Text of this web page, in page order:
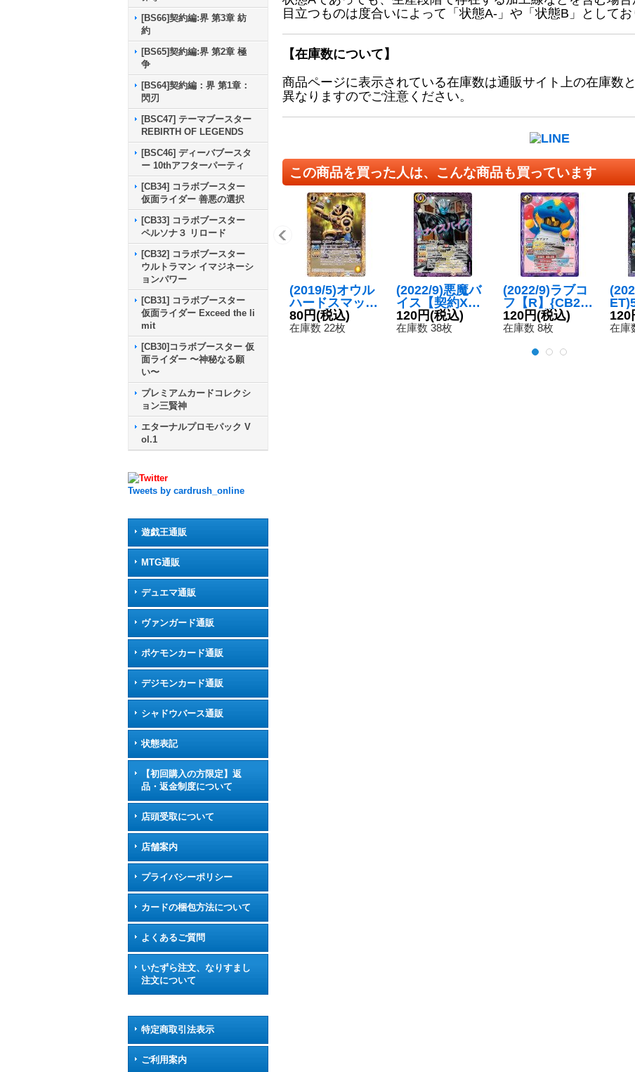
[BS66]契約編:界 第3章 紡
約
[BS65]契約編:界 第2章 極
争
[BS64]契約編：界 第1章：
閃刃
[BSC47] テーマブースター
REBIRTH OF LEGENDS
[BSC46] ディーバブースタ
ー 10thアフターパーティ
[CB34] コラボブースター
仮面ライダー 善悪の選択
[CB33] コラボブースター
ペルソナ３ リロード
[CB32] コラボブースター
ウルトラマン イマジネーシ
ョンパワー
[CB31] コラボブースター
仮面ライダー Exceed the li
mit
[CB30]コラボブースター 仮
面ライダー 〜神秘なる願
い〜
プレミアムカードコレクシ
ョン三賢神
エターナルプロモパック V
ol.1
Tweets by cardrush_online
遊戯王通販
MTG通販
デュエマ通販
ヴァンガード通販
ポケモンカード通販
デジモンカード通販
シャドウバース通販
状態表記
【初回購入の方限定】返
品・返金制度について
店頭受取について
店舗案内
プライバシーポリシー
カードの梱包方法について
よくあるご質問
いたずら注文、なりすまし
注文について
特定商取引法表示
ご利用案内
目立つものは度合いによって「状態A-」や「状態B」としてお
【在庫数について】
商品ページに表示されている在庫数は通販サイト上の在庫数
異なりますのでご注意ください。
この商品を買った人は、こんな商品も買っています
(2019/5)オウル
ハードスマッシ
ュ【C】{CB08-
049}《黄》
80円(税込)
在庫数 22枚
(2022/9)悪魔バ
イス【契約X】
{CB24-CX01}
《紫》
120円(税込)
在庫数 38枚
(2022/9)ラブコ
フ【R】{CB24-
067}《紫》
120円(税込)
在庫数 8枚
イ
120
在庫